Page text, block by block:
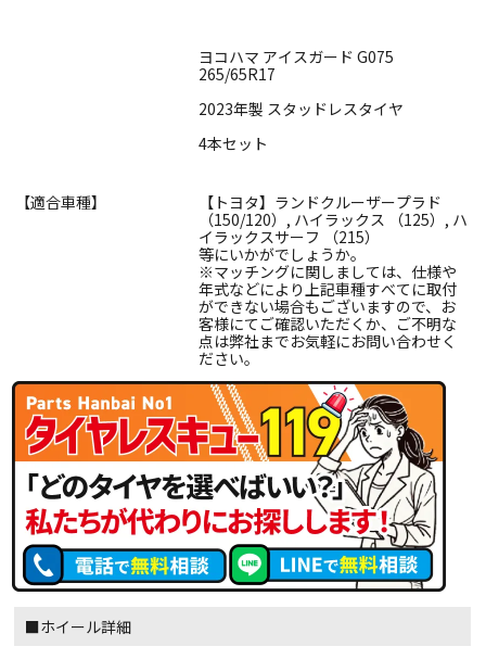
ヨコハマ アイスガード G075
265/65R17
2023年製 スタッドレスタイヤ
4本セット
【適合車種】
【トヨタ】ランドクルーザープラド
（150/120）, ハイラックス （125）, ハ
イラックスサーフ （215）
等にいかがでしょうか。
※マッチングに関しましては、仕様や
年式などにより上記車種すべてに取付
ができない場合もございますので、お
客様にてご確認いただくか、ご不明な
点は弊社までお気軽にお問い合わせく
ださい。
■ホイール詳細